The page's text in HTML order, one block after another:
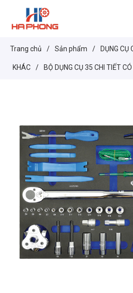
Trang chủ / Sản phẩm / DỤNG CỤ
KHÁC / BỘ DỤNG CỤ 35 CHI TIẾT